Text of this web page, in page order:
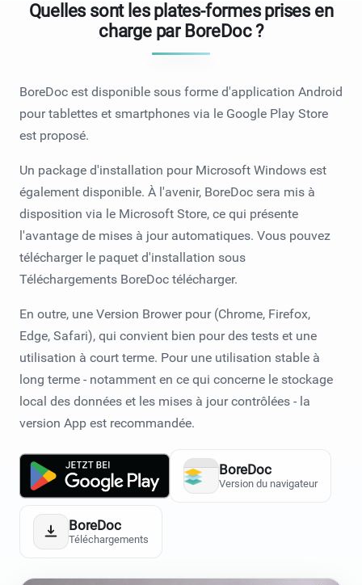
Quelles sont les plates-formes prises en
charge par BoreDoc ?
BoreDoc est disponible sous forme d'application Android
pour tablettes et smartphones via le Google Play Store
est proposé.
Un package d'installation pour Microsoft Windows est
également disponible. À l'avenir, BoreDoc sera mis à
disposition via le Microsoft Store, ce qui présente
l'avantage de mises à jour automatiques. Vous pouvez
télécharger le paquet d'installation sous
Téléchargements BoreDoc télécharger.
En outre, une Version Browerpour (Chrome, Firefox,
Edge, Safari), qui convient bien pour des tests et une
utilisation à court terme. Pour une utilisation stable à
long terme - notamment en ce qui concerne le stockage
local des données et les mises à jour contrôlées - la
version App est recommandée.
BoreDoc
Version du navigateur
BoreDoc
Téléchargements